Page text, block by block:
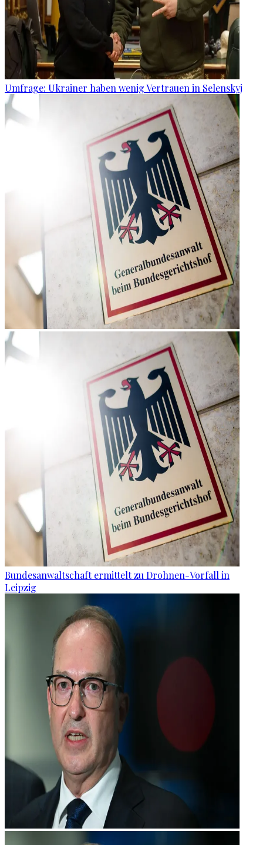
Umfrage: Ukrainer haben wenig Vertrauen in Selenskyj
Bundesanwaltschaft ermittelt zu Drohnen-Vorfall in
Leipzig